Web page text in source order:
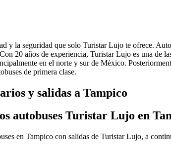
y la seguridad que solo Turistar Lujo te ofrece.
20 años de experiencia, Turistar Lujo es una de
en el norte y sur de México.
de primera clase.
y salidas a Tampico
autobuses Turistar Lujo en
en Tampico con salidas de Turistar Lujo, a